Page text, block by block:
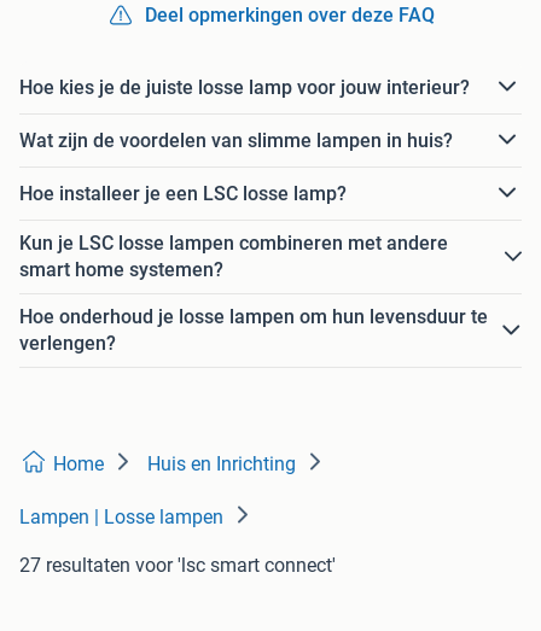
Deel opmerkingen over deze FAQ
Hoe kies je de juiste losse lamp voor jouw interieur?
Wat zijn de voordelen van slimme lampen in huis?
Hoe installeer je een LSC losse lamp?
Kun je LSC losse lampen combineren met andere
smart home systemen?
Hoe onderhoud je losse lampen om hun levensduur te
verlengen?
Home Huis en Inrichting
Lampen | Losse lampen
27 resultaten voor 'lsc smart connect'